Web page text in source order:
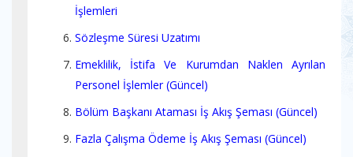
İşlemleri
Sözleşme Süresi Uzatımı
Emeklilik, İstifa Ve Kurumdan Naklen Ayrılan
Personel İşlemler (Güncel)
Bölüm Başkanı Ataması İş Akış Şeması (Güncel)
Fazla Çalışma Ödeme İş Akış Şeması (Güncel)